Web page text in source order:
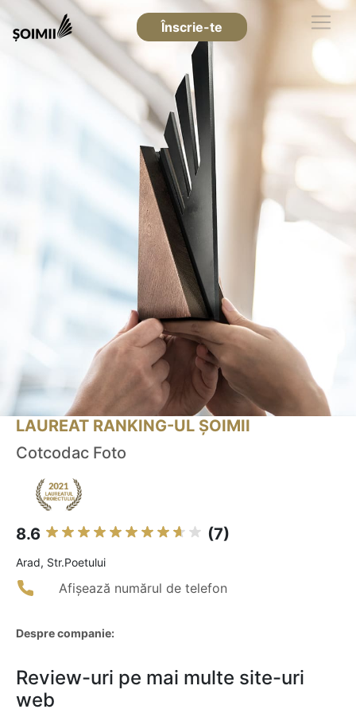
Înscrie-te
LAUREAT RANKING-UL ȘOIMII
Cotcodac Foto
8.6 (7)
Arad, Str.Poetului
Afișează numărul de telefon
Despre companie:
Review-uri pe mai multe site-uri
web